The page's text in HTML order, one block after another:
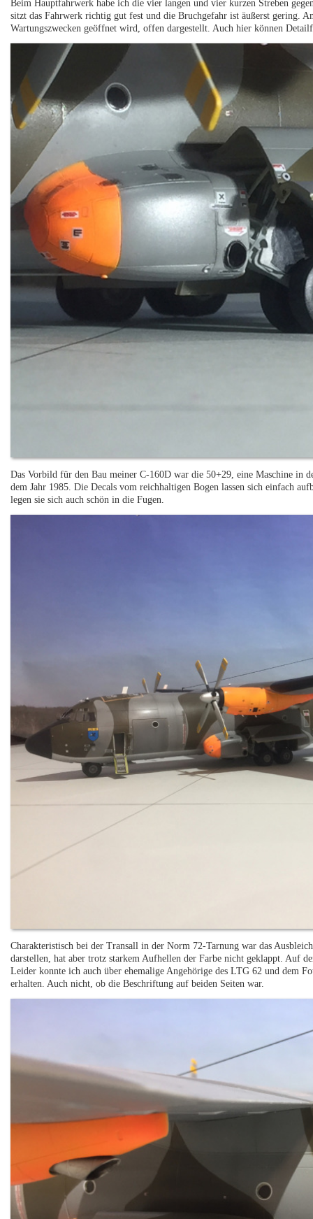
Beim Hauptfahrwerk habe ich die vier langen und vier kurzen Streben
sitzt das Fahrwerk richtig gut fest und die Bruchgefahr ist äußerst gering.
Wartungszwecken geöffnet wird, offen dargestellt. Auch hier können
Das Vorbild für den Bau meiner C-160D war die 50+29, eine Maschine in
dem Jahr 1985. Die Decals vom reichhaltigen Bogen lassen sich einfach
legen sie sich auch schön in die Fugen.
Charakteristisch bei der Transall in der Norm 72-Tarnung war das
darstellen, hat aber trotz starkem Aufhellen der Farbe nicht geklappt. Auf
Leider konnte ich auch über ehemalige Angehörige des LTG 62 und dem
erhalten. Auch nicht, ob die Beschriftung auf beiden Seiten war.